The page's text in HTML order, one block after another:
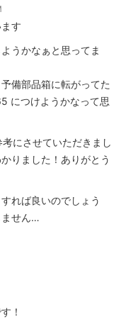
す
うかなぁと思ってま
備部品箱に転がってた
につけようかなって思
にさせていただきまし
りました！ありがとう
れば良いのでしょう
ません…
！